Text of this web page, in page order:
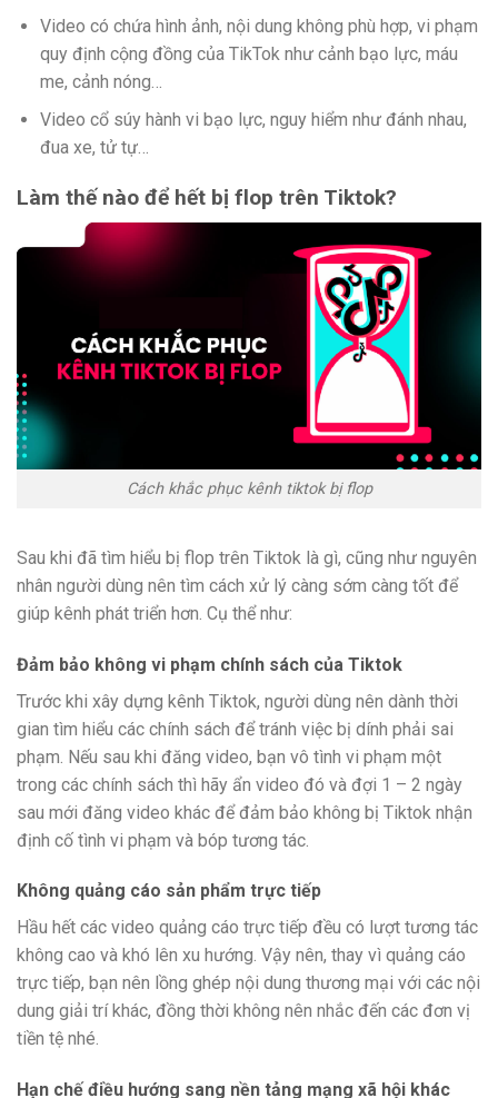
Video có chứa hình ảnh, nội dung không phù hợp, vi phạm
quy định cộng đồng của TikTok như cảnh bạo lực, máu
me, cảnh nóng…
Video cổ súy hành vi bạo lực, nguy hiểm như đánh nhau,
đua xe, tử tự…
Làm thế nào để hết bị flop trên Tiktok?
Cách khắc phục kênh tiktok bị flop
Sau khi đã tìm hiểu bị flop trên Tiktok là gì, cũng như nguyên
nhân người dùng nên tìm cách xử lý càng sớm càng tốt để
giúp kênh phát triển hơn. Cụ thể như:
Đảm bảo không vi phạm chính sách của Tiktok
Trước khi xây dựng kênh Tiktok, người dùng nên dành thời
gian tìm hiểu các chính sách để tránh việc bị dính phải sai
phạm. Nếu sau khi đăng video, bạn vô tình vi phạm một
trong các chính sách thì hãy ẩn video đó và đợi 1 – 2 ngày
sau mới đăng video khác để đảm bảo không bị Tiktok nhận
định cố tình vi phạm và bóp tương tác.
Không quảng cáo sản phẩm trực tiếp
Hầu hết các video quảng cáo trực tiếp đều có lượt tương tác
không cao và khó lên xu hướng. Vậy nên, thay vì quảng cáo
trực tiếp, bạn nên lồng ghép nội dung thương mại với các nội
dung giải trí khác, đồng thời không nên nhắc đến các đơn vị
tiền tệ nhé.
Hạn chế điều hướng sang nền tảng mạng xã hội khác